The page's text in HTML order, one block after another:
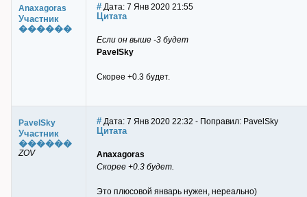
Anaxagoras
Участник
������
# Дата: 7 Янв 2020 21:55
Цитата
Если он выше -3 будет
PavelSky
Скорее +0.3 будет.
PavelSky
Участник
������
ZOV
# Дата: 7 Янв 2020 22:32 - Поправил: PavelSky
Цитата
Anaxagoras
Скорее +0.3 будет.
Это плюсовой январь нужен, нереально)